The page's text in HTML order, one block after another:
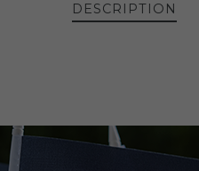
DESCRIPTION